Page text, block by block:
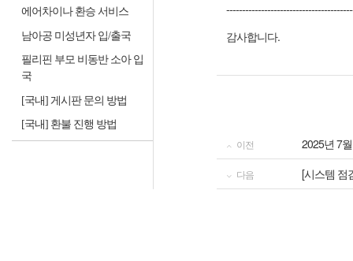
에어차이나 환승 서비스
남아공 미성년자 입/출국
필리핀 부모 비동반 소아 입
국
[국내] 게시판 문의 방법
[국내] 환불 진행 방법
감사합니다.
이전 2025년 7
다음 [시스템 점